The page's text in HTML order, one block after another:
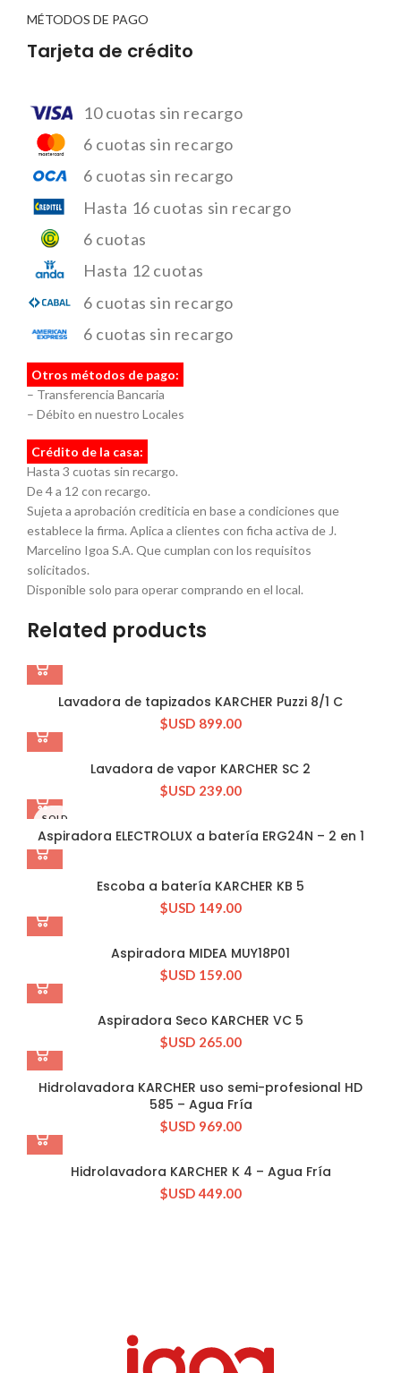
MÉTODOS DE PAGO
Tarjeta de crédito
10 cuotas sin recargo
6 cuotas sin recargo
6 cuotas sin recargo
Hasta 16 cuotas sin recargo
6 cuotas
Hasta 12 cuotas
6 cuotas sin recargo
6 cuotas sin recargo
Otros métodos de pago:
– Transferencia Bancaria
– Débito en nuestro Locales
Crédito de la casa:
Hasta 3 cuotas sin recargo.
De 4 a 12 con recargo.
Sujeta a aprobación crediticia en base a condiciones que
establece la firma. Aplica a clientes con ficha activa de J.
Marcelino Igoa S.A. Que cumplan con los requisitos
solicitados.
Disponible solo para operar comprando en el local.
Related products
Lavadora de tapizados KARCHER Puzzi 8/1 C
$USD 899.00
Lavadora de vapor KARCHER SC 2
$USD 239.00
SOLD
OUT
Aspiradora ELECTROLUX a batería ERG24N – 2 en 1
Escoba a batería KARCHER KB 5
$USD 149.00
Aspiradora MIDEA MUY18P01
$USD 159.00
Aspiradora Seco KARCHER VC 5
$USD 265.00
Hidrolavadora KARCHER uso semi-profesional HD
585 – Agua Fría
$USD 969.00
Hidrolavadora KARCHER K 4 – Agua Fría
$USD 449.00